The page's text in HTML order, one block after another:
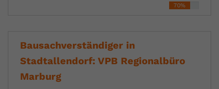
70%
Bausachverständiger in
Stadtallendorf: VPB Regionalbüro
Marburg